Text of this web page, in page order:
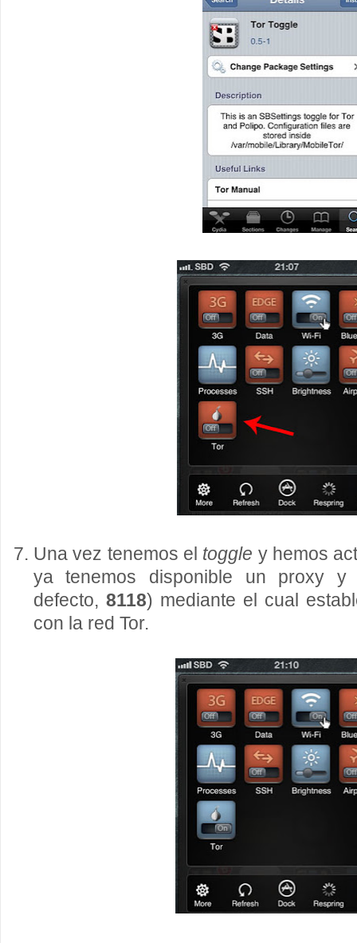
Una vez tenemos el toggle y hemos
ya tenemos disponible un proxy
defecto, 8118) mediante el cual
con la red Tor.